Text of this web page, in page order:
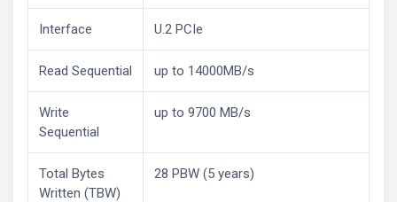
Interface U.2 PCIe
Read Sequential up to 14000MB/s
Write
Sequential
up to 9700 MB/s
Total Bytes
Written (TBW)
28 PBW (5 years)